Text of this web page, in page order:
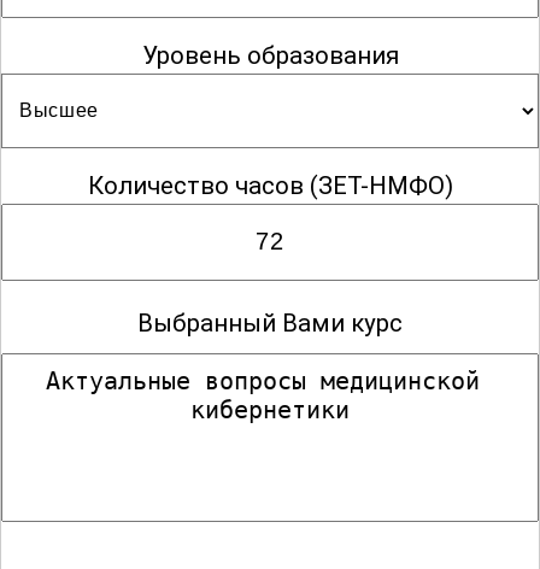
Уровень образования
Количество часов (ЗЕТ-НМФО)
Выбранный Вами курс